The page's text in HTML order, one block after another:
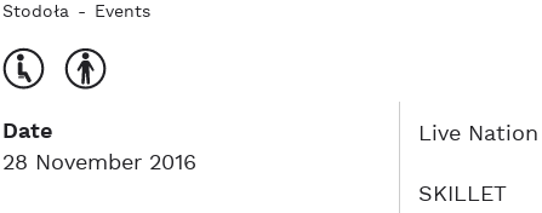
Stodoła Events
Date
28 November 2016
Live
SKILLET